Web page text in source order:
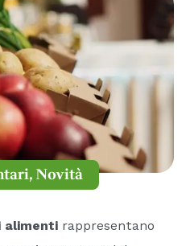
,Novità
alimenti rappresentano